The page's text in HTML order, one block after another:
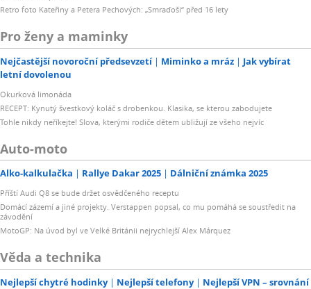
Retro foto Kateřiny a Petera Pechových: „Smraďoši“ před 16 lety
Pro ženy a maminky
Nejčastější novoroční předsevzetí Miminko a mráz
Jak vybírat
letní dovolenou
Okurková limonáda
RECEPT: Kynutý švestkový koláč s drobenkou. Klasika, se kterou zabodujete
Tohle nikdy neříkejte! Slova, kterými rodiče dětem ubližují ze všeho nejvíc
Auto-moto
Alko-kalkulačka Rallye Dakar 2025 Dálniční známka 2025
Příští Audi Q8 se bude držet osvědčeného receptu
Domácí zázemí a jiné projekty. Verstappen popsal, co mu pomáhá se soustředit na
závodění
MotoGP: Na úvod byl ve Velké Británii nejrychlejší Alex Márquez
Věda a technika
Nejlepší chytré hodinky Nejlepší telefony Nejlepší VPN – srovnání